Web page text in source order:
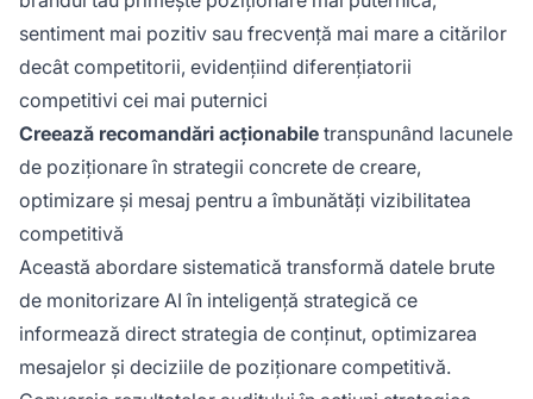
sentiment mai pozitiv sau frecvență mai mare a citărilor
decât competitorii, evidențiind diferențiatorii
competitivi cei mai puternici
Creează recomandări acționabile transpunând lacunele
de poziționare în strategii concrete de creare,
optimizare și mesaj pentru a îmbunătăți vizibilitatea
competitivă
Această abordare sistematică transformă datele brute
de monitorizare AI în inteligență strategică ce
informează direct strategia de conținut, optimizarea
mesajelor și deciziile de poziționare competitivă.